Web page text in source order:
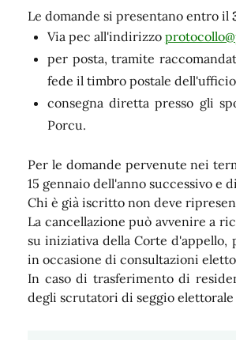
Le domande si presentano entro il
Via pec all'indirizzo
per posta, tramite
fede il timbro postale
consegna diretta presso gli
Porcu.
Per le domande pervenute nei
15 gennaio dell'anno successivo e
Chi è già iscritto non deve
La cancellazione può avvenire a
su iniziativa della Corte
in occasione di consultazioni
In caso di trasferimento di
degli scrutatori di seggio